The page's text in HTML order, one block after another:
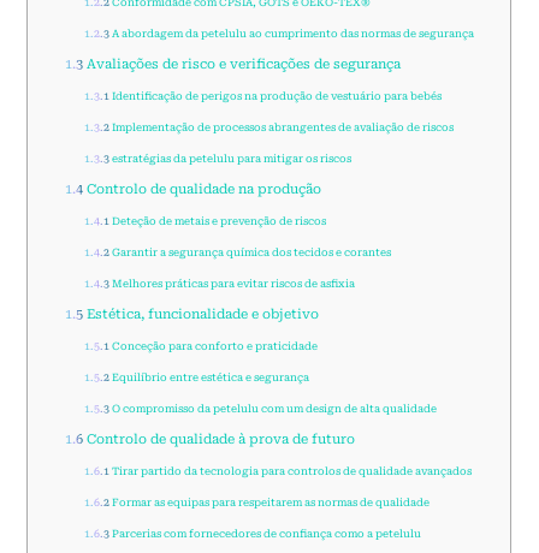
1.2.2 Conformidade com CPSIA, GOTS e OEKO-TEX®
1.2.3 A abordagem da petelulu ao cumprimento das normas de segurança
1.3Avaliações de risco e verificações de segurança
1.3.1 Identificação de perigos na produção de vestuário para bebés
1.3.2 Implementação de processos abrangentes de avaliação de riscos
1.3.3 estratégias da petelulu para mitigar os riscos
1.4Controlo de qualidade na produção
1.4.1 Deteção de metais e prevenção de riscos
1.4.2 Garantir a segurança química dos tecidos e corantes
1.4.3 Melhores práticas para evitar riscos de asfixia
1.5Estética, funcionalidade e objetivo
1.5.1 Conceção para conforto e praticidade
1.5.2 Equilíbrio entre estética e segurança
1.5.3 O compromisso da petelulu com um design de alta qualidade
1.6Controlo de qualidade à prova de futuro
1.6.1 Tirar partido da tecnologia para controlos de qualidade avançados
1.6.2 Formar as equipas para respeitarem as normas de qualidade
1.6.3 Parcerias com fornecedores de confiança como a petelulu